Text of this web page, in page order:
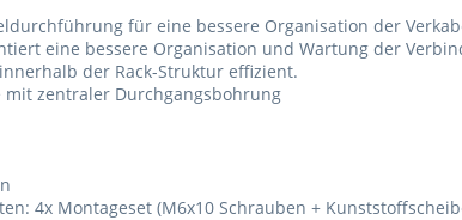
für eine bessere Organisation der
eine bessere Organisation und Wartung der
der Rack-Struktur effizient.
zentraler Durchgangsbohrung
4x Montageset (M6x10 Schrauben +